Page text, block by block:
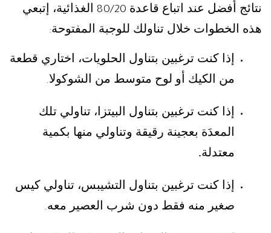
نتائج أفضل عند اتباع قاعدة 80/20
الغذائية، إتبعي
هذه الخطوات خلال تناولك للوجبة المفتوحة:
إذا كنت ترغبين بتناول الحلويات، اختاري قطعة
من الكيك أو لوح متوسط من الشوكولا.
إذا كنت ترغبين بتناول البيتزا، تناولي تلك
المعدَة بعجينة رقيقة وتناولي منها بكمية
معتدلة.
إذا كنت ترغبين بتناول التشيبس، تناولي كيس
صغير منه فقط دون شرب العصير معه.